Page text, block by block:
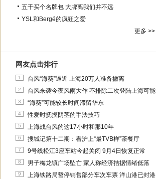
五千买个名牌包 大牌离我们并不远
YSL和Bergé的疯狂之爱
更多 >>
网友点击排行
1 台风“海葵”逼近 上海20万人准备撤离
2 台风来袭今夜风雨大作 不排除二次登陆上海可能
3 “海葵”可能较长时间滞留华东
4 性爱时抚摸阴茎的手法技巧
5 上海战台风的这17小时和那10年
6 搜城记第十二期：看沪上“最TVB样”茶餐厅
7 9号线松江3座车站今起关闭 9月4日恢复正常
8 男子梅龙镇广场坠亡 家人称经济拮据情绪低落
9 上海铁路局暂停销售部分车次车票 洋山港已封港